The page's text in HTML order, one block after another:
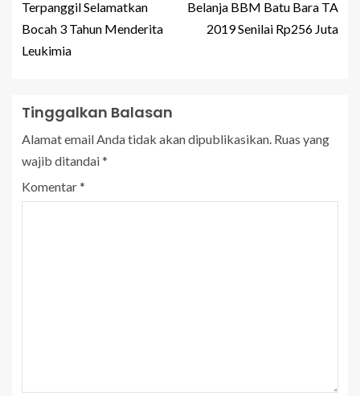
Terpanggil Selamatkan
Bocah 3 Tahun Menderita
Leukimia
Belanja BBM Batu Bara TA
2019 Senilai Rp256 Juta
Tinggalkan Balasan
Alamat email Anda tidak akan dipublikasikan. Ruas yang
wajib ditandai*
Komentar*